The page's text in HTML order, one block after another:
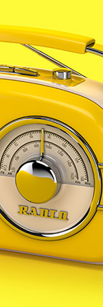
cap de
encara sense
els parlaments
de Palafolls i
Vivé.
a la fresca
la de la
en acabat, amb